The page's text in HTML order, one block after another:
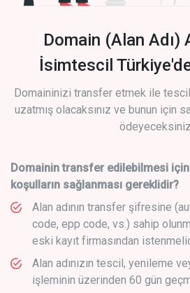
Domain (Alan Adı)
İsimtescil
Domaininizi transfer etmek ile
uzatmış olacaksınız ve bunun için
ödeyeceksiniz.
Domainin transfer edilebilmesi için
koşulların sağlanması gereklidir?
Alan adının transfer şifresine
code, epp code, vs.) sahip
eski kayıt firmasından
Alan adınızın tescil, yenileme
işleminin üzerinden 60 gün